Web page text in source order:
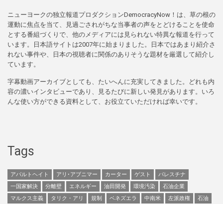
ニューヨークの独立報道プロダクションDemocracyNow！は、草の根の
運動に焦点を当て、見過ごされがちな当事者の声をとどけることを使命
とする番組づくりで、他のメディアには見られない特異な報道を行って
います。日本語サイトは2007年に始まりました。日本ではあまり紹介さ
れない事件や、日本の視聴者に関係のありそうな題材を厳選して紹介し
ています。
字幕動画アーカイブとしても、たいへんに充実してきました。どれも内
容の濃いインタビューであり、見るたびに新しい発見があります。いろ
んな使い方ができる資料として、お役立ていただければ幸いです。
Tags
アパルトヘイト アリ･アブニマー カーター ゲスト
パレスチナ
一国家解決
分離壁 エネルギー 油田開発 環境汚染
石油企業
マルクス主義
タリク・アリ 規制 ベネズエラ 中南米 左派政権
石油